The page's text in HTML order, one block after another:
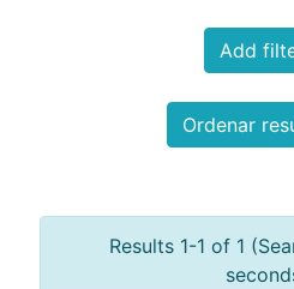
Add
Ordenar
Results 1-1 of 1